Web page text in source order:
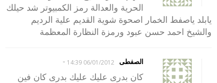
الحرية والعدالة رمز الكمبيوتر شد حيلك
يابلد ياصفط الخمار اصحوة شوية القديم علية الرديم
والشيخ احمد حسن عبود ورمزة النظارة المعظمة
الصفطى 06/01/2012 14:39
-
كان بدرى عليك عليك بدرى كان فين